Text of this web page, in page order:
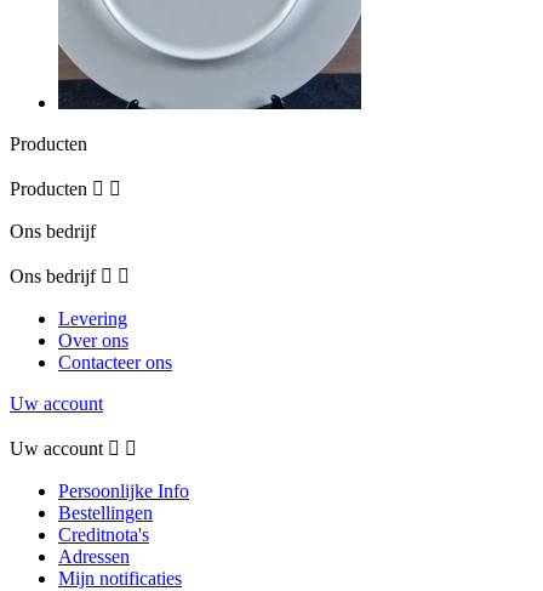
Producten
Producten  
Ons bedrijf
Ons bedrijf  
Levering
Over ons
Contacteer ons
Uw account
Uw account  
Persoonlijke Info
Bestellingen
Creditnota's
Adressen
Mijn notificaties